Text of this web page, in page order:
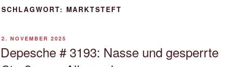
SCHLAGWORT: MARKTSTEFT
VERÖFFENTLICHT
2. NOVEMBER 2025
Depesche # 3193: Nasse und gesperrte